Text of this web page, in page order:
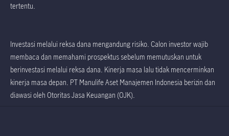
tertentu.
Investasi melalui reksa dana mengandung risiko. Calon investor wajib
membaca dan memahami prospektus sebelum memutuskan untuk
berinvestasi melalui reksa dana. Kinerja masa lalu tidak mencerminkan
kinerja masa depan. PT Manulife Aset Manajemen Indonesia berizin dan
diawasi oleh Otoritas Jasa Keuangan (OJK).